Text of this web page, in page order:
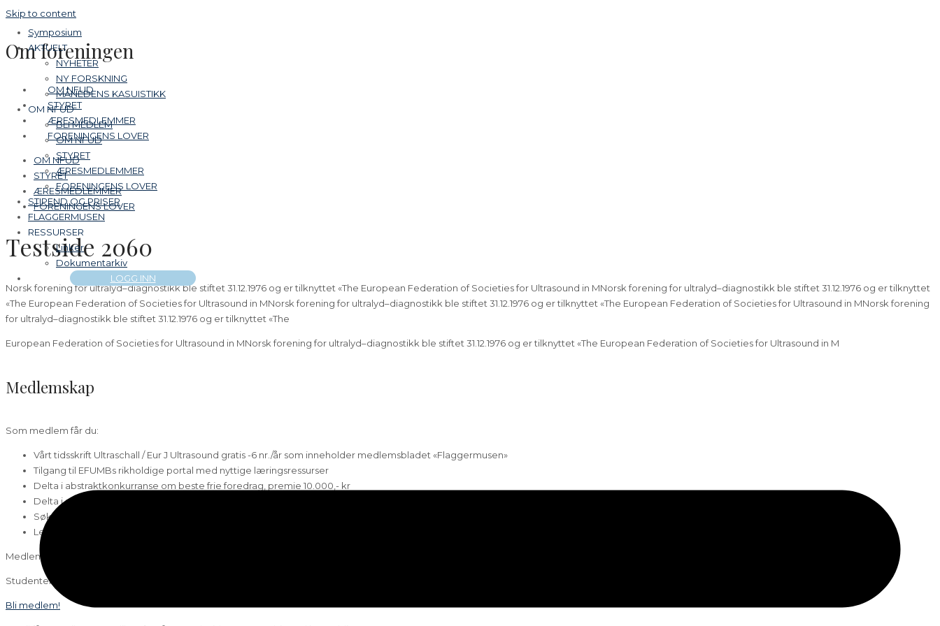
Skip to content
Symposium
AKTUELT
NYHETER
NY FORSKNING
MÅNEDENS KASUISTIKK
OM NFUD
BLI MEDLEM
OM NFUD
STYRET
ÆRESMEDLEMMER
FORENINGENS LOVER
STIPEND OG PRISER
FLAGGERMUSEN
RESSURSER
Linker
Dokumentarkiv
LOGG INN
Om foreningen
OM NFUD
STYRET
ÆRESMEDLEMMER
FORENINGENS LOVER
OM NFUD
STYRET
ÆRESMEDLEMMER
FORENINGENS LOVER
Testside 2060
Norsk forening for ultralyd–diagnostikk ble stiftet 31.12.1976 og er tilknyttet «The European Federation of Societies for Ultrasound in MNorsk forening for ultralyd–diagnostikk ble stiftet 31.12.1976 og er tilknyttet
«The European Federation of Societies for Ultrasound in MNorsk forening for ultralyd–diagnostikk ble stiftet 31.12.1976 og er tilknyttet «The European Federation of Societies for Ultrasound in MNorsk forening
for ultralyd–diagnostikk ble stiftet 31.12.1976 og er tilknyttet «The
European Federation of Societies for Ultrasound in MNorsk forening for ultralyd–diagnostikk ble stiftet 31.12.1976 og er tilknyttet «The European Federation of Societies for Ultrasound in M
Medlemskap
Som medlem får du:
Vårt tidsskrift Ultraschall / Eur J Ultrasound gratis -6 nr./år som inneholder medlemsbladet «Flaggermusen»
Tilgang til EFUMBs rikholdige portal med nyttige læringsressurser
Delta i abstraktkonkurranse om beste frie foredrag, premie 10.000,- kr
Delta i abstraktkonkurranse om beste kasuistikk, premie 5.000,- kr
Søke om forsknings- eller reisestipend på inntil 20.000,- kr
Lett tilgang på kurs og etterutdannelse i ultralyd
Medlemskapet koster 650 kr i året,.
Studenter betaler kun en symbolsk sum på 30 kr!
Bli medlem!